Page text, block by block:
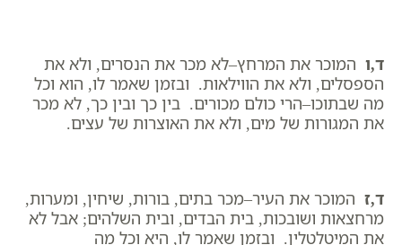
ד,ו המוכר את המרחץ–לא מכר את הנסרים, ולא את
הספסלים, ולא את הווילאות. ובזמן שאמר לו, הוא וכל
מה שבתוכו–הרי כולם מכורים. בין כך ובין כך, לא מכר
את המגורות של מים, ולא את האוצרות של עצים.
ד,ז המוכר את העיר–מכר בתים, בורות, שיחין, ומערות,
מרחצאות ושובכות, בית הבדים, ובית השלהים; אבל לא
את המיטלטלין. ובזמן שאמר לו, היא וכל מה